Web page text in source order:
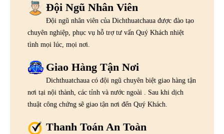
Đội Ngũ Nhân Viên
Đội ngũ nhân viên của Dichthuatchaua được đào tạo
chuyên nghiệp, phục vụ hỗ trợ tư vấn Quý Khách nhiệt
tình mọi lúc, mọi nơi.
Giao Hàng Tận Nơi
Dichthuatchaua có đội ngũ chuyên biệt giao hàng tận
nơi tại nội thành, các tỉnh và nước ngoài . Sau khi dịch
thuật công chứng sẽ giao tận nơi đến Quý Khách.
Thanh Toán An Toàn